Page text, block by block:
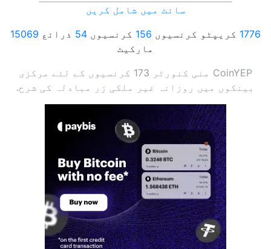
سائٹ میں شامل کریں
1776 کریپٹو کرنسیوں 156 کرنسیوں 54 ذرائع 15069
مارکیٹ
CoinYEP منی کنورٹر 173 کرنسیوں کے لئے مرکزی
بینکوں میں روزانہ غیر ملکی زر مبادلہ کی شرح.